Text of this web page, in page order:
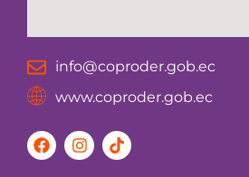
info@coproder.gob.ec
www.coproder.gob.ec
F
a
I
n
T
i